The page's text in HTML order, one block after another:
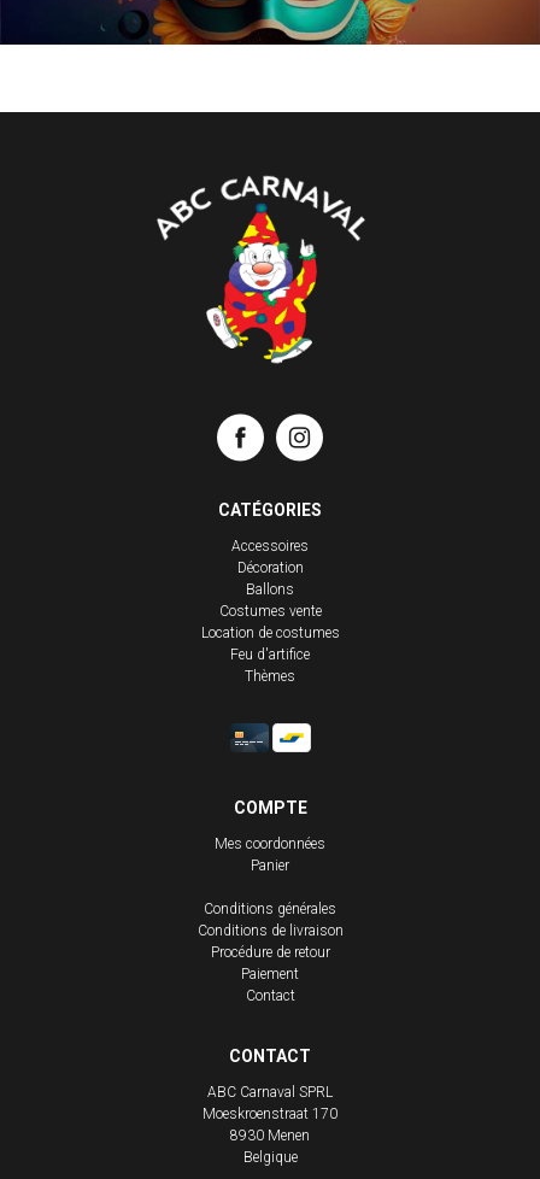
CATÉGORIES
Accessoires
Décoration
Ballons
Costumes vente
Location de costumes
Feu d'artifice
Thèmes
COMPTE
Mes coordonnées
Panier
Conditions générales
Conditions de livraison
Procédure de retour
Paiement
Contact
CONTACT
ABC Carnaval SPRL
Moeskroenstraat 170
8930 Menen
Belgique